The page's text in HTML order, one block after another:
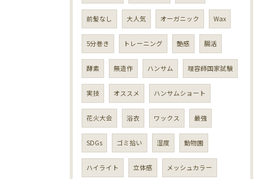
前髪なし 大人気 オーガニック Wax
5分巻き トレーニング 艶感 腸活
酵素 無造作 ハンサム 理容師国家試験
実技 オススメ ハンサムショート
花火大会 浴衣 ワックス 最強
SDGs ゴミ拾い 湿度 動物園
ハイライト 立体感 メッシュカラー